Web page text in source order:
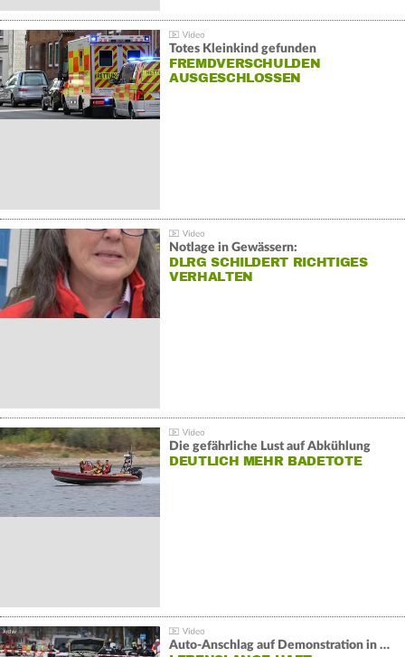
Totes Kleinkind gefunden
FREMDVERSCHULDEN
AUSGESCHLOSSEN
Notlage in Gewässern:
DLRG SCHILDERT RICHTIGES
VERHALTEN
Die gefährliche Lust auf Abkühlung
DEUTLICH MEHR BADETOTE
Auto-Anschlag auf Demonstration in München: